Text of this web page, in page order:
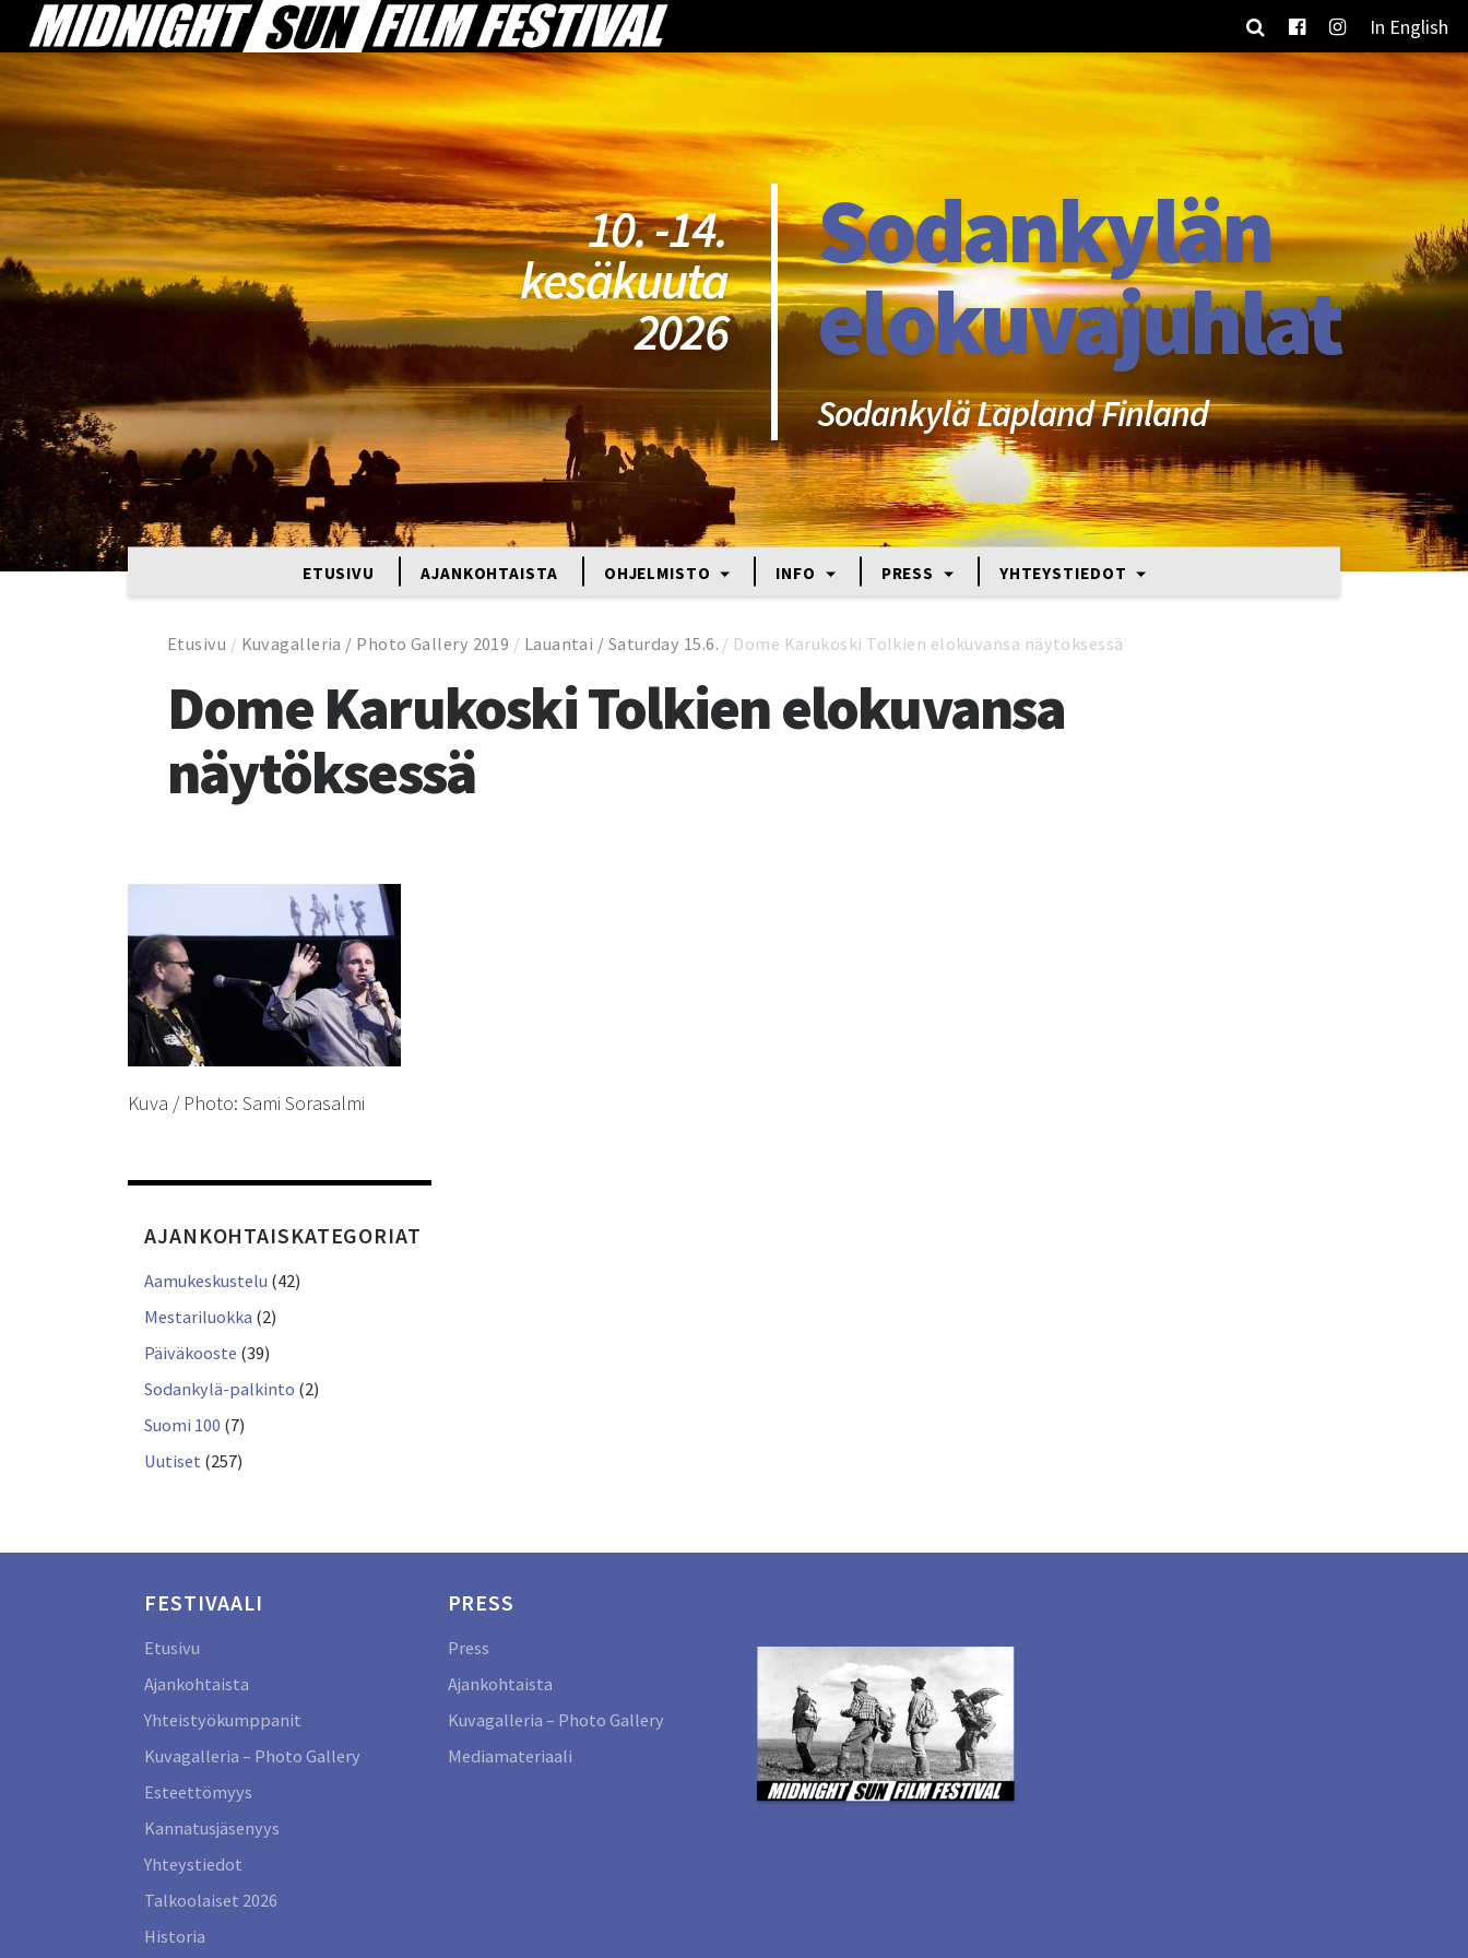
In English
10. -14.
kesäkuuta
2026
Sodankylän
elokuvajuhlat
Sodankylä Lapland Finland
ETUSIVU AJANKOHTAISTA OHJELMISTO INFO PRESS YHTEYSTIEDOT
Etusivu / Kuvagalleria / Photo Gallery 2019 / Lauantai / Saturday 15.6. / Dome Karukoski Tolkien elokuvansa näytöksessä
Dome Karukoski Tolkien elokuvansa
näytöksessä
Kuva / Photo: Sami Sorasalmi
AJANKOHTAISKATEGORIAT
Aamukeskustelu (42)
Mestariluokka (2)
Päiväkooste (39)
Sodankylä-palkinto (2)
Suomi 100 (7)
Uutiset (257)
FESTIVAALI
Etusivu
Ajankohtaista
Yhteistyökumppanit
Kuvagalleria – Photo Gallery
Esteettömyys
Kannatusjäsenyys
Yhteystiedot
Talkoolaiset 2026
Historia
PRESS
Press
Ajankohtaista
Kuvagalleria – Photo Gallery
Mediamateriaali